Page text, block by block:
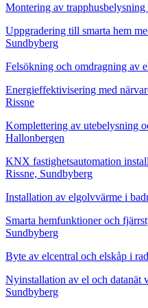
Montering av trapphusbelysning
Uppgradering till smarta hem
Sundbyberg
Felsökning och omdragning av
Energieffektivisering med
Rissne
Komplettering av utebelysning
Hallonbergen
KNX fastighetsautomation
Rissne, Sundbyberg
Installation av elgolvvärme i
Smarta hemfunktioner och
Sundbyberg
Byte av elcentral och elskåp i
Nyinstallation av el och datanät
Sundbyberg